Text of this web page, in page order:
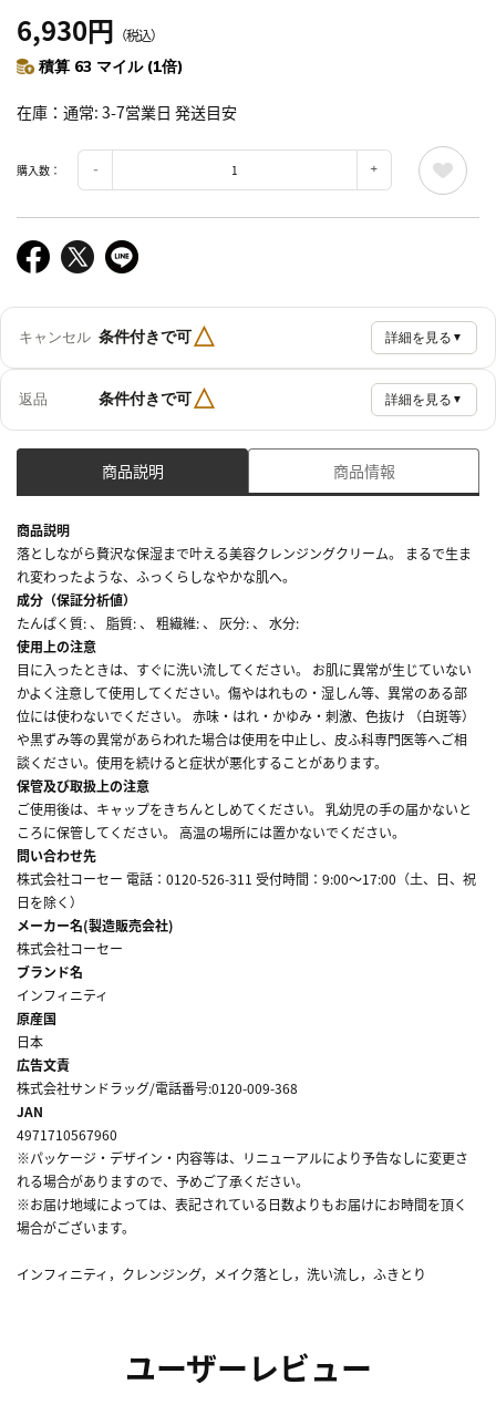
6,930円 （税込）
積算 63 マイル (1倍)
在庫 通常: 3-7営業日 発送目安
購入数：
キャンセル 条件付きで可△ 詳細を見る ▼
返品 条件付きで可△ 詳細を見る ▼
商品説明 商品情報
商品説明
落としながら贅沢な保湿まで叶える美容クレンジングクリーム。 まるで生ま
れ変わったような、ふっくらしなやかな肌へ。
成分（保証分析値）
たんぱく質: 、 脂質: 、 粗繊維: 、 灰分: 、 水分:
使用上の注意
目に入ったときは、すぐに洗い流してください。 お肌に異常が生じていない
かよく注意して使用してください。傷やはれもの・湿しん等、異常のある部
位には使わないでください。 赤味・はれ・かゆみ・刺激、色抜け （白斑等）
や黒ずみ等の異常があらわれた場合は使用を中止し、皮ふ科専門医等へご相
談ください。使用を続けると症状が悪化することがあります。
保管及び取扱上の注意
ご使用後は、キャップをきちんとしめてください。 乳幼児の手の届かないと
ころに保管してください。 高温の場所には置かないでください。
問い合わせ先
株式会社コーセー 電話：0120-526-311 受付時間：9:00～17:00（土、日、祝
日を除く）
メーカー名(製造販売会社)
株式会社コーセー
ブランド名
インフィニティ
原産国
日本
広告文責
株式会社サンドラッグ/電話番号:0120-009-368
JAN
4971710567960
※パッケージ・デザイン・内容等は、リニューアルにより予告なしに変更さ
れる場合がありますので、予めご了承ください。
※お届け地域によっては、表記されている日数よりもお届けにお時間を頂く
場合がございます。
インフィニティ，クレンジング，メイク落とし，洗い流し，ふきとり
ユーザーレビュー